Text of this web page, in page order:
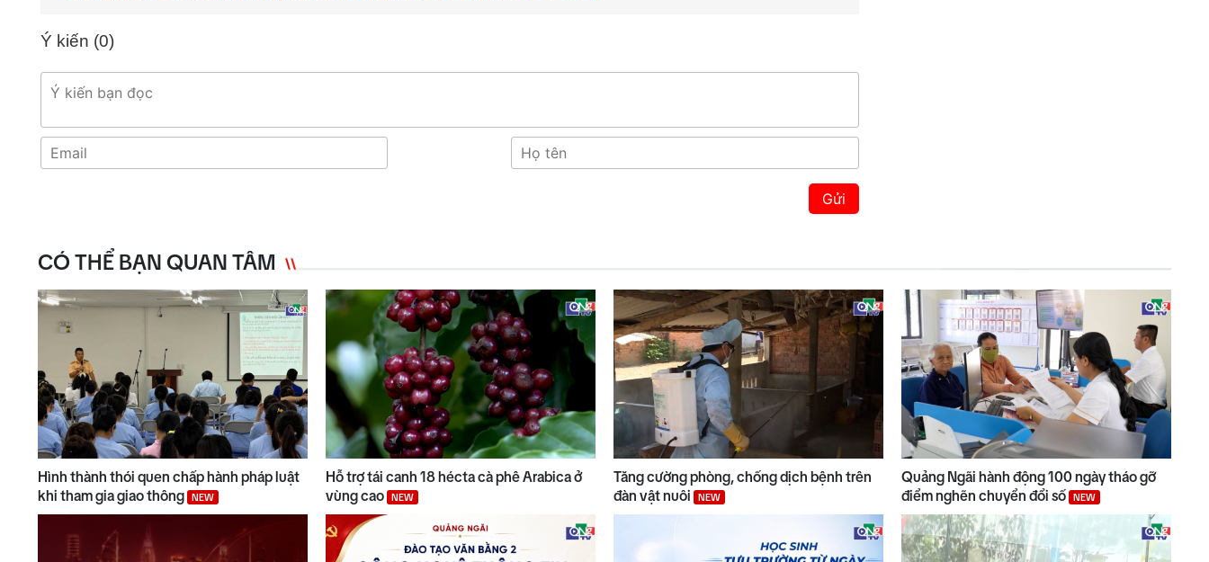
Ý kiến (0)
Gửi
CÓ THỂ BẠN QUAN TÂM
Hình thành thói quen chấp hành pháp luật
khi tham gia giao thông
NEW
Hỗ trợ tái canh 18 hécta cà phê Arabica ở
vùng cao
NEW
Tăng cường phòng, chống dịch bệnh trên
đàn vật nuôi
NEW
Quảng Ngãi hành động 100 ngày tháo gỡ
điểm nghẽn chuyển đổi số
NEW